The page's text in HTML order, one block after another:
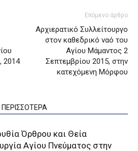
2014
Επόμενο άρθρο
Αρχιερατικό Συλλείτουργο
στον καθεδρικό ναό του
Αγίου Μάμαντος 2
Σεπτεμβρίου 2015, στην
κατεχόμενη Μόρφου
ΠΕΡΙΣΣΟΤΕΡΑ
Όρθρου και Θεία
Αγίου Πνεύματος στην